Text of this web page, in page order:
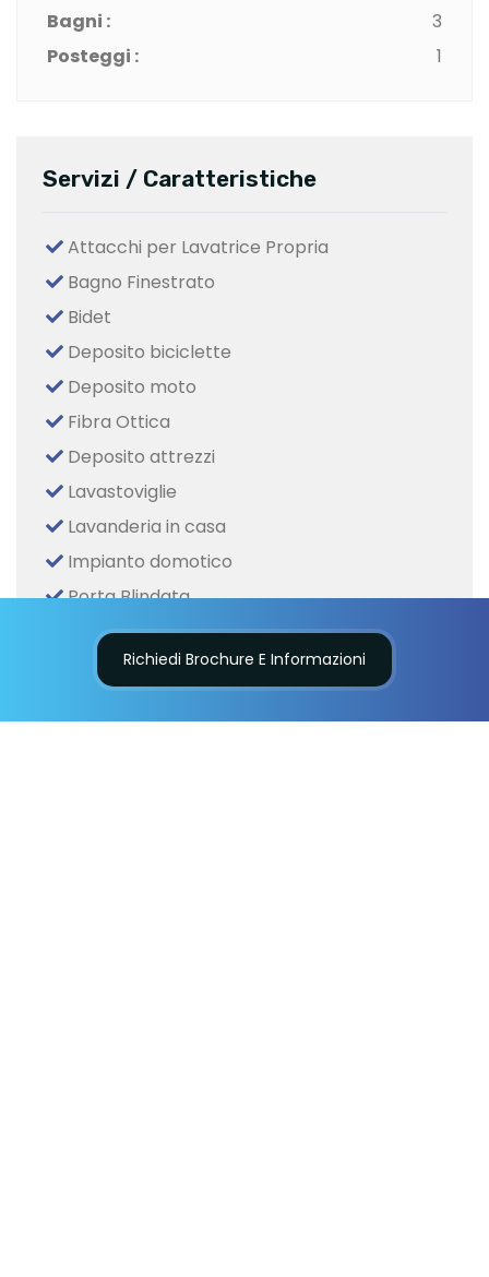
Bagni :
3
Posteggi :
1
Servizi / Caratteristiche
Attacchi per Lavatrice Propria
Bagno Finestrato
Bidet
Deposito biciclette
Deposito moto
Fibra Ottica
Deposito attrezzi
Lavastoviglie
Lavanderia in casa
Impianto domotico
Porta Blindata
TV via cavo
Tapparelle elettriche
Richiedi Brochure E Informazioni